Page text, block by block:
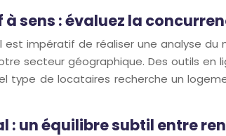
sens : évaluez la
impératif de réaliser une analyse
secteur géographique. Des outils en
type de locataires recherche un
: un équilibre subtil entre